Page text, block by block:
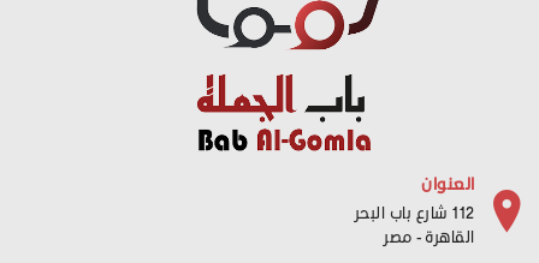
العنوان
112 شارع باب البحر
القاهرة - مصر